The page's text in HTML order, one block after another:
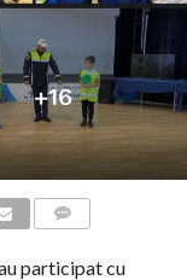
participat cu